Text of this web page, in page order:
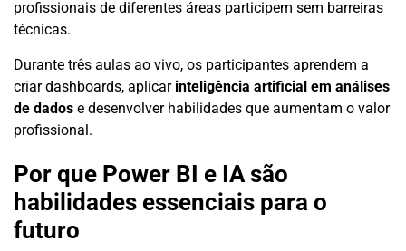
profissionais de diferentes áreas participem sem barreiras
técnicas.
Durante três aulas ao vivo, os participantes aprendem a
criar dashboards, aplicar inteligência artificial em análises
de dados e desenvolver habilidades que aumentam o valor
profissional.
Por que Power BI e IA são
habilidades essenciais para o
futuro